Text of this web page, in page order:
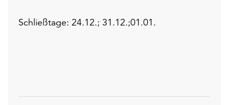
Schließtage: 24.12.; 31.12.;01.01.